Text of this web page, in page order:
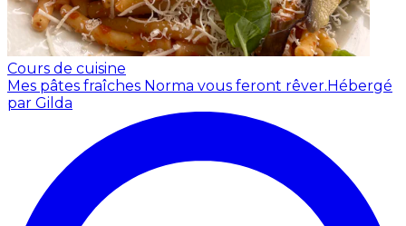
Cours de cuisine
Mes pâtes fraîches Norma vous feront rêver.Hébergé
par Gilda